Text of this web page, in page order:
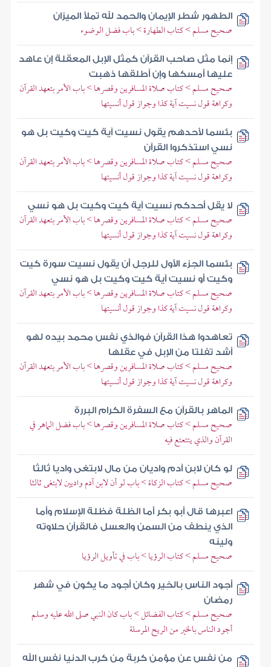
الطهور شطر الإيمان والحمد لله تملأ الميزان
صحيح مسلم > كتاب الطهارة > باب فضل الوضوء
إنما مثل صاحب القرآن كمثل الإبل المعقلة إن عاهد
عليها أمسكها وإن أطلقها ذهبت
صحيح مسلم > كتاب صلاة المسافرين وقصرها > باب الأمر بتعهد القرآن
وكراهة قول نسيت آية كذا وجواز قول أنسيتها
بئسما لأحدهم يقول نسيت آية كيت وكيت بل هو
نسي استذكروا القرآن
صحيح مسلم > كتاب صلاة المسافرين وقصرها > باب الأمر بتعهد القرآن
وكراهة قول نسيت آية كذا وجواز قول أنسيتها
لا يقل أحدكم نسيت آية كيت وكيت بل هو نسي
صحيح مسلم > كتاب صلاة المسافرين وقصرها > باب الأمر بتعهد القرآن
وكراهة قول نسيت آية كذا وجواز قول أنسيتها
بئسما الجزء الأول للرجل أن يقول نسيت سورة كيت
وكيت أو نسيت آية كيت وكيت بل هو نسي
صحيح مسلم > كتاب صلاة المسافرين وقصرها > باب الأمر بتعهد القرآن
وكراهة قول نسيت آية كذا وجواز قول أنسيتها
تعاهدوا هذا القرآن فوالذي نفس محمد بيده لهو
أشد تفلتا من الإبل في عقلها
صحيح مسلم > كتاب صلاة المسافرين وقصرها > باب الأمر بتعهد القرآن
وكراهة قول نسيت آية كذا وجواز قول أنسيتها
الماهر بالقرآن مع السفرة الكرام البررة
صحيح مسلم > كتاب صلاة المسافرين وقصرها > باب فضل الماهر في
القرآن والذي يتتعتع فيه
لو كان لابن آدم واديان من مال لابتغى واديا ثالثا
صحيح مسلم > كتاب الزكاة > باب لو أن لابن آدم واديين لابتغى ثالثا
اعبرها قال أبو بكر أما الظلة فظلة الإسلام وأما
الذي ينطف من السمن والعسل فالقرآن حلاوته
ولينه
صحيح مسلم > كتاب الرؤيا > باب في تأويل الرؤيا
أجود الناس بالخير وكان أجود ما يكون في شهر
رمضان
صحيح مسلم > كتاب الفضائل > باب كان النبي صلى الله عليه وسلم
أجود الناس بالخير من الريح المرسلة
من نفس عن مؤمن كربة من كرب الدنيا نفس الله